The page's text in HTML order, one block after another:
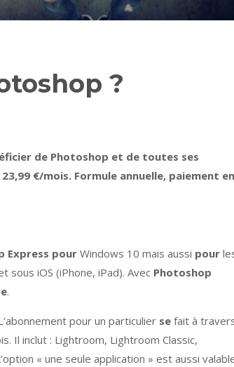
?
de Photoshop et de toutes ses
€/mois. Formule annuelle, paiement en
Express pour Windows 10 mais aussi pour
sous iOS (iPhone, iPad). Avec Photoshop
.
pour un particulier se fait à
Il inclut : Lightroom, Lightroom Classic,
« une seule application » est aussi